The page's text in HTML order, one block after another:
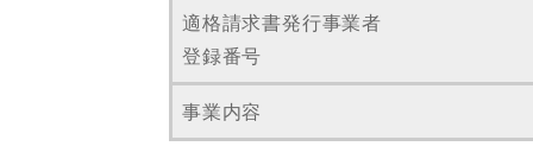
適格請求書発行事業者
登録番号
事業内容